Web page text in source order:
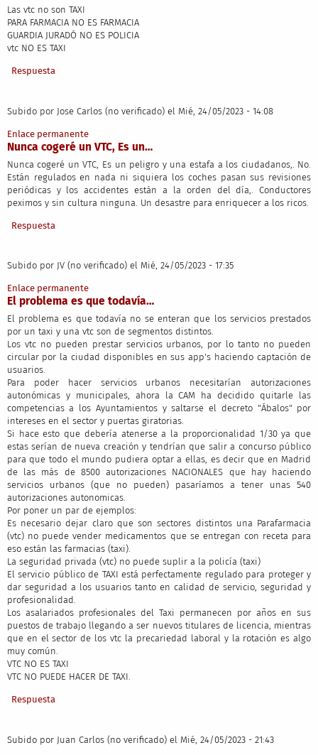
Las vtc no son TAXI
PARA FARMACIA NO ES FARMACIA
GUARDIA JURADÓ NO ES POLICIA
vtc NO ES TAXI
Respuesta
Subido por Jose Carlos (no verificado) el Mié, 24/05/2023 - 14:08
Enlace permanente
Nunca cogeré un VTC, Es un…
Nunca cogeré un VTC, Es un peligro y una estafa a los ciudadanos,. No.
Están regulados en nada ni siquiera los coches pasan sus revisiones
periódicas y los accidentes están a la orden del día,. Conductores
peximos y sin cultura ninguna. Un desastre para enriquecer a los ricos.
Respuesta
Subido por JV (no verificado) el Mié, 24/05/2023 - 17:35
Enlace permanente
El problema es que todavía…
El problema es que todavía no se enteran que los servicios prestados
por un taxi y una vtc son de segmentos distintos.
Los vtc no pueden prestar servicios urbanos, por lo tanto no pueden
circular por la ciudad disponibles en sus app's haciendo captación de
usuarios.
Para poder hacer servicios urbanos necesitarían autorizaciones
autonómicas y municipales, ahora la CAM ha decidido quitarle las
competencias a los Ayuntamientos y saltarse el decreto "Ábalos" por
intereses en el sector y puertas giratorias.
Si hace esto que debería atenerse a la proporcionalidad 1/30 ya que
estas serían de nueva creación y tendrían que salir a concurso público
para que todo el mundo pudiera optar a ellas, es decir que en Madrid
de las más de 8500 autorizaciones NACIONALES que hay haciendo
servicios urbanos (que no pueden) pasaríamos a tener unas 540
autorizaciones autonomicas.
Por poner un par de ejemplos:
Es necesario dejar claro que son sectores distintos una Parafarmacia
(vtc) no puede vender medicamentos que se entregan con receta para
eso están las farmacias (taxi).
La seguridad privada (vtc) no puede suplir a la policía (taxi)
El servicio público de TAXI está perfectamente regulado para proteger y
dar seguridad a los usuarios tanto en calidad de servicio, seguridad y
profesionalidad.
Los asalariados profesionales del Taxi permanecen por años en sus
puestos de trabajo llegando a ser nuevos titulares de licencia, mientras
que en el sector de los vtc la precariedad laboral y la rotación es algo
muy común.
VTC NO ES TAXI
VTC NO PUEDE HACER DE TAXI.
Respuesta
Subido por Juan Carlos (no verificado) el Mié, 24/05/2023 - 21:43